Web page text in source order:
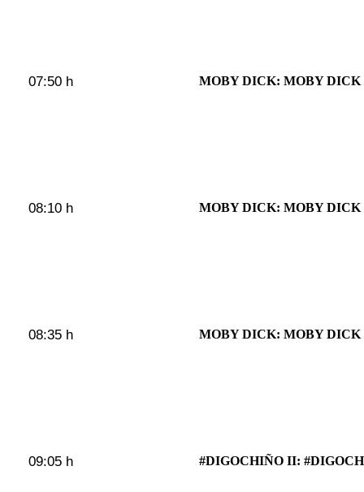
07:50 h MOBY DICK: MOBY DICK
08:10 h MOBY DICK: MOBY DICK
08:35 h MOBY DICK: MOBY DICK
09:05 h #DIGOCHIÑO II: